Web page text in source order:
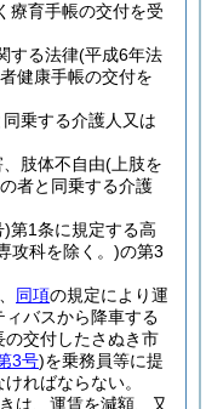
療育手帳の交付を受
する法律(平成6年法
健康手帳の交付を
乗する介護人又は
肢体不自由(上肢を
の者と同乗する介護
)第1条に規定する高
攻科を除く。)の第3
同項の規定により運
バスから降車する
の交付したさぬき市
3号)を乗務員等に提
ればならない。
は、運賃を減額、又